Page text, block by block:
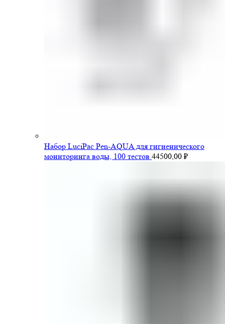
Набор LuciPac Pen-AQUA для гигиенического
мониторинга воды, 100 тестов 44500,00 ₽